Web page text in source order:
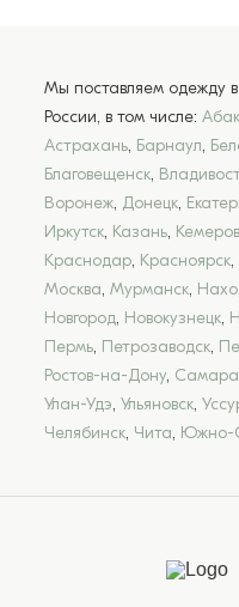
Мы поставляем одежду
России, в том числе:
Астрахань, Барнаул,
Благовещенск,
Воронеж, Донецк,
Иркутск, Казань,
Краснодар, Красноярск,
Москва, Мурманск,
Новгород, Новокузнецк,
Пермь, Петрозаводск,
Ростов-на-Дону, Самара
Улан-Удэ, Ульяновск,
Челябинск, Чита, Южно-